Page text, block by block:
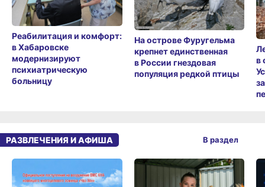
Реабилитация и комфорт:
в Хабаровске
модернизируют
психиатрическую
больницу
На острове Фуругельма
крепнет единственная
в России гнездовая
популяция редкой птицы
в
РАЗВЛЕЧЕНИЯ И АФИША В раздел